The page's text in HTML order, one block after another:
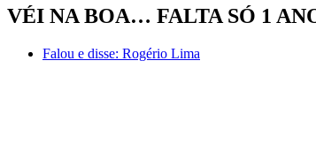
VÉI NA BOA… FALTA SÓ 1
Falou e disse: Rogério Lima